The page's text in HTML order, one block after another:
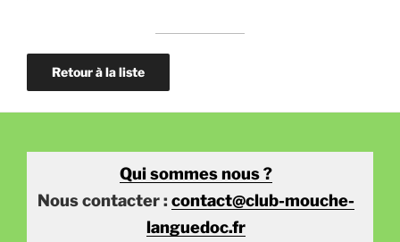
Retour à la liste
Qui sommes nous ?
Nous contacter : contact@club-mouche-
languedoc.fr